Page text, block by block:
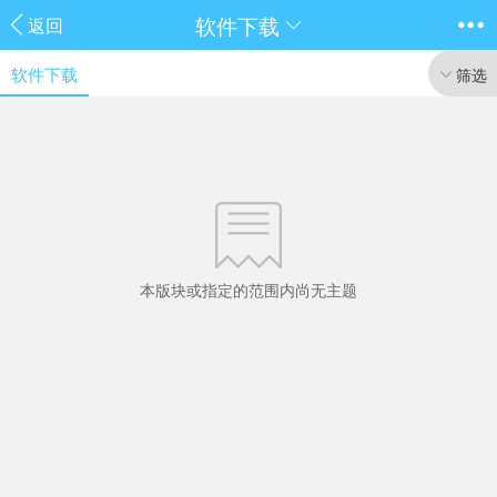
返回 软件下载
软件下载 筛选
本版块或指定的范围内尚无主题